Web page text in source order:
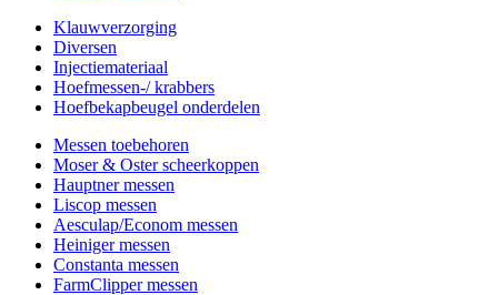
Klauwverzorging
Diversen
Injectiemateriaal
Hoefmessen-/ krabbers
Hoefbekapbeugel onderdelen
Messen toebehoren
Moser & Oster scheerkoppen
Hauptner messen
Liscop messen
Aesculap/Econom messen
Heiniger messen
Constanta messen
FarmClipper messen